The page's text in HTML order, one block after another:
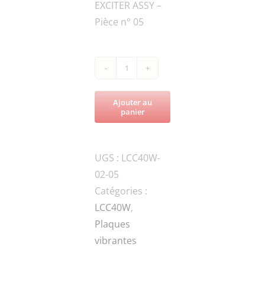
EXCITER ASSY –
Pièce n° 05
quantité
de
LCC40W-
W04-
O
Ajouter au
panier
UGS : LCC40W-
02-05
Catégories :
LCC40W,
Plaques
vibrantes